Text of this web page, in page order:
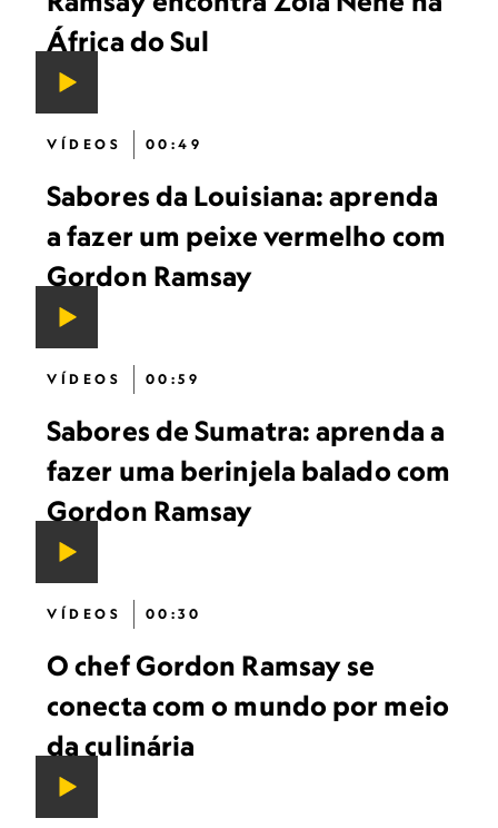
África do Sul
VÍDEOS 00:49
Sabores da Louisiana: aprenda
a fazer um peixe vermelho com
Gordon Ramsay
VÍDEOS 00:59
Sabores de Sumatra: aprenda a
fazer uma berinjela balado com
Gordon Ramsay
VÍDEOS 00:30
O chef Gordon Ramsay se
conecta com o mundo por meio
da culinária